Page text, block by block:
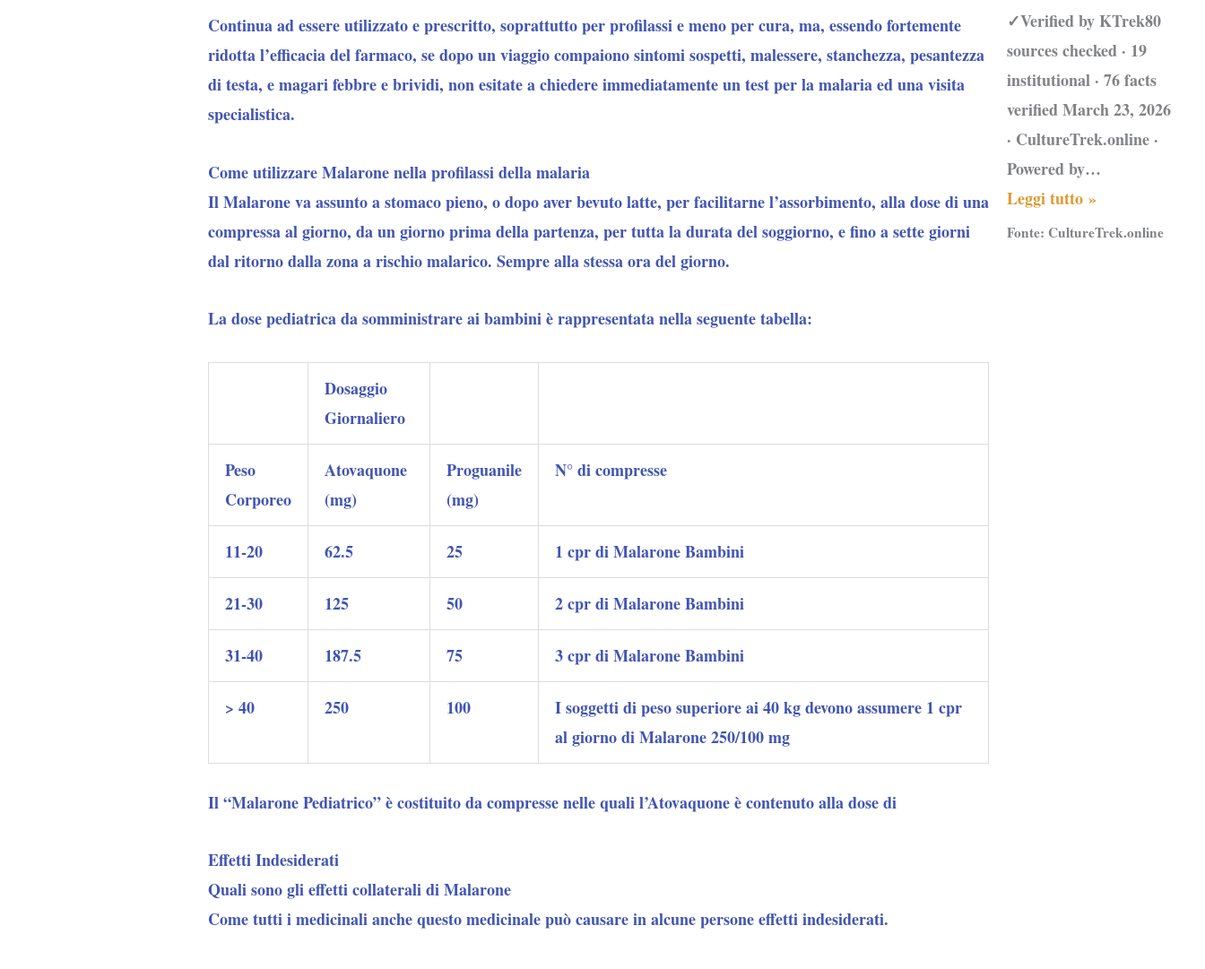
Continua ad essere utilizzato e prescritto, soprattutto per profilassi e meno per cura, ma, essendo fortemente
ridotta l’efficacia del farmaco, se dopo un viaggio compaiono sintomi sospetti, malessere, stanchezza, pesantezza
di testa, e magari febbre e brividi, non esitate a chiedere immediatamente un test per la malaria ed una visita
specialistica.
Come utilizzare Malarone nella profilassi della malaria
Il Malarone va assunto a stomaco pieno, o dopo aver bevuto latte, per facilitarne l’assorbimento, alla dose di una
compressa al giorno, da un giorno prima della partenza, per tutta la durata del soggiorno, e fino a sette giorni
dal ritorno dalla zona a rischio malarico. Sempre alla stessa ora del giorno.
La dose pediatrica da somministrare ai bambini è rappresentata nella seguente tabella:
Dosaggio
Giornaliero
Peso
Corporeo
Atovaquone
(mg)
Proguanile
(mg)
N° di compresse
11-20 62.5 25 1 cpr di Malarone Bambini
21-30 125 50 2 cpr di Malarone Bambini
31-40 187.5 75 3 cpr di Malarone Bambini
> 40 250 100
I soggetti di peso superiore ai 40 kg devono assumere 1 cpr
al giorno di Malarone 250/100 mg
Il“Malarone Pediatrico”è costituito da compresse nelle quali l’Atovaquone è contenuto alla dose di
Effetti Indesiderati
Quali sono gli effetti collaterali di Malarone
Come tutti i medicinali anche questo medicinale può causare in alcune persone effetti indesiderati.
✓Verified by KTrek80
sources checked · 19
institutional · 76 facts
verified March 23, 2026
· CultureTrek.online ·
Powered by…
Leggi tutto »
Fonte:CultureTrek.online